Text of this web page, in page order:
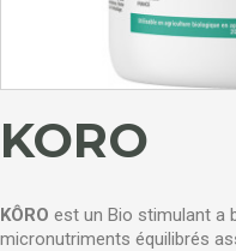
KORO
KÔRO est un Bio stimulant a
micronutriments équilibrés